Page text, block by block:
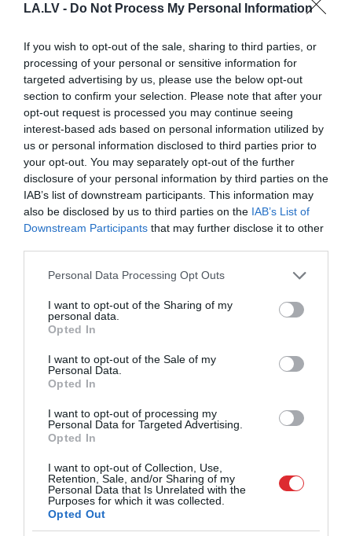
LA.LV - Do Not Process My Personal Information
If you wish to opt-out of the sale, sharing to third parties, or
processing of your personal or sensitive information for
targeted advertising by us, please use the below opt-out
section to confirm your selection. Please note that after your
opt-out request is processed you may continue seeing
interest-based ads based on personal information utilized by
us or personal information disclosed to third parties prior to
your opt-out. You may separately opt-out of the further
disclosure of your personal information by third parties on the
IAB’s list of downstream participants. This information may
also be disclosed by us to third parties on the IAB’s List of
Downstream Participants that may further disclose it to other
Please note that this website/app uses one or more Google
not limited to your visit or usage behaviour. You may click to
grant or deny consent to Google and its third-party tags to
use your data for below specified purposes in below Google
consent section.
Personal Data Processing Opt Outs
I want to opt-out of the Sharing of my
personal data.
Opted In
I want to opt-out of the Sale of my
Personal Data.
Opted In
I want to opt-out of processing my
Personal Data for Targeted Advertising.
Opted In
I want to opt-out of Collection, Use,
Retention, Sale, and/or Sharing of my
Personal Data that Is Unrelated with the
Purposes for which it was collected.
Opted Out
Pilnais raidījums
19:57
Preses klubs 9. septembris, 2024, 1. daļa
pirms 1 gada
Pilnais raidījums
Preses klubs 6. septembris, 2024, 1. daļa
pirms 1 gada